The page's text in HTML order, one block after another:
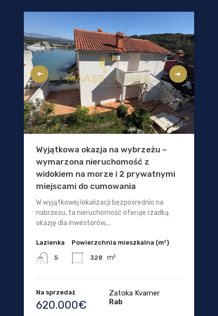
Wyjątkowa okazja na wybrzeżu –
wymarzona nieruchomość z
widokiem na morze i 2 prywatnymi
miejscami do cumowania
W wyjątkowej lokalizacji bezpośrednio na
nabrzeżu, ta nieruchomość oferuje rzadką
okazję dla inwestorów,...
Lazienka
5
Powierzchnia mieszkalna (m²)
328 m²
Na sprzedaż
620.000€
Zatoka Kvarner
Rab